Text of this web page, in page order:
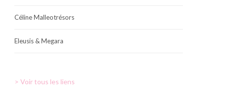
Céline Malleotrésors
Eleusis & Megara
> Voir tous les liens